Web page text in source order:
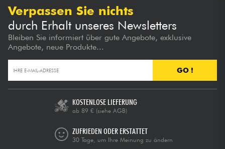
Verpassen Sie nichts
durch Erhalt unseres Newsletters
Bleiben Sie informiert über gute Angebote, exklusive
Angebote, neue Produkte...
GO !
KOSTENLOSE LIEFERUNG
ab 89 € (siehe AGB)
ZUFRIEDEN ODER ERSTATTET
30 Tage, um Ihre Meinung zu ändern